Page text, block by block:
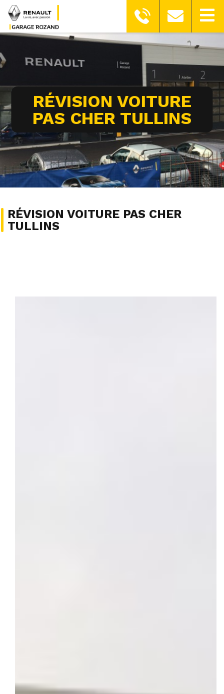
RÉVISION VOITURE
PAS CHER TULLINS
RÉVISION VOITURE PAS CHER
TULLINS